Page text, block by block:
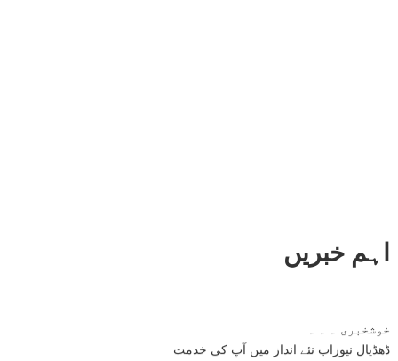
اہم خبریں
ڈھڈیال نیوزاب نئے انداز میں آپ کی خدمت
نئی خبر ایک لمحے میں آپ کے سامنے اسی جگہ پر موجود ہوگی